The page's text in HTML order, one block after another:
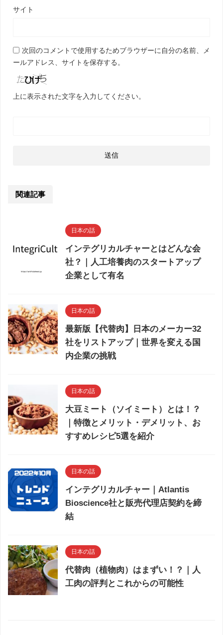
サイト
次回のコメントで使用するためブラウザーに自分の名前、メ
ールアドレス、サイトを保存する。
上に表示された文字を入力してください。
関連記事
日本の話
インテグリカルチャーとはどんな会
社？｜人工培養肉のスタートアップ
企業として有名
日本の話
最新版【代替肉】日本のメーカー32
社をリストアップ｜世界を変える国
内企業の挑戦
日本の話
大豆ミート（ソイミート）とは！？
｜特徴とメリット・デメリット、お
すすめレシピ5選を紹介
日本の話
インテグリカルチャー｜Atlantis
Bioscience社と販売代理店契約を締
結
日本の話
代替肉（植物肉）はまずい！？｜人
工肉の評判とこれからの可能性